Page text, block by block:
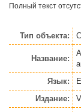
Полный текст
Тип объекта:
Название:
Язык:
Издание: